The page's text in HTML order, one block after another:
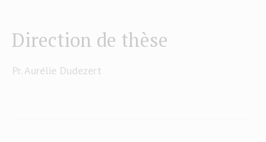
Direction de thèse
Pr. Aurélie Dudezert